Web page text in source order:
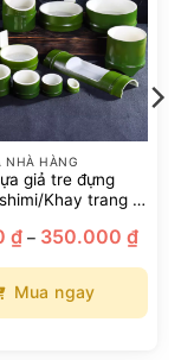
NHÀ HÀNG
giả tre đựng
Khay trang trí
₫ – 350.000 ₫giá:
Mua ngay